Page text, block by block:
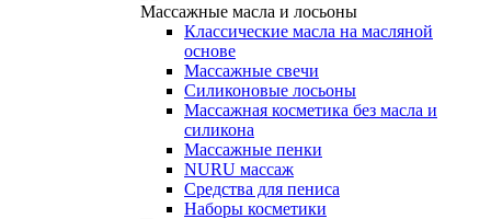
Массажные масла и лосьоны
Классические масла на масляной
основе
Массажные свечи
Силиконовые лосьоны
Массажная косметика без масла и
силикона
Массажные пенки
NURU массаж
Средства для пениса
Наборы косметики